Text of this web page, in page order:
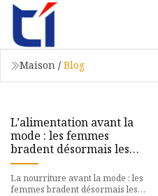
Maison / Blog
L’alimentation avant la
mode : les femmes
bradent désormais les
objets décoratifs de
cuisine
La nourriture avant la mode : les
femmes bradent désormais les